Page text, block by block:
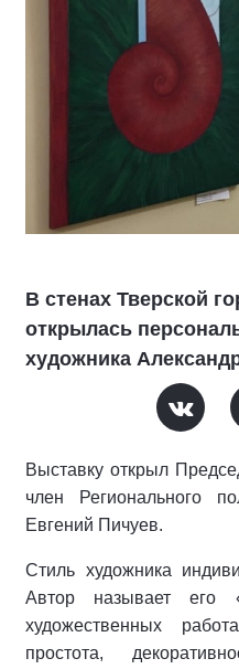
В стенах Тверской
открылась
художника
Выставку открыл
член Регионального
Евгений Пичуев.
Стиль художника
Автор называет его
художественных
простота,